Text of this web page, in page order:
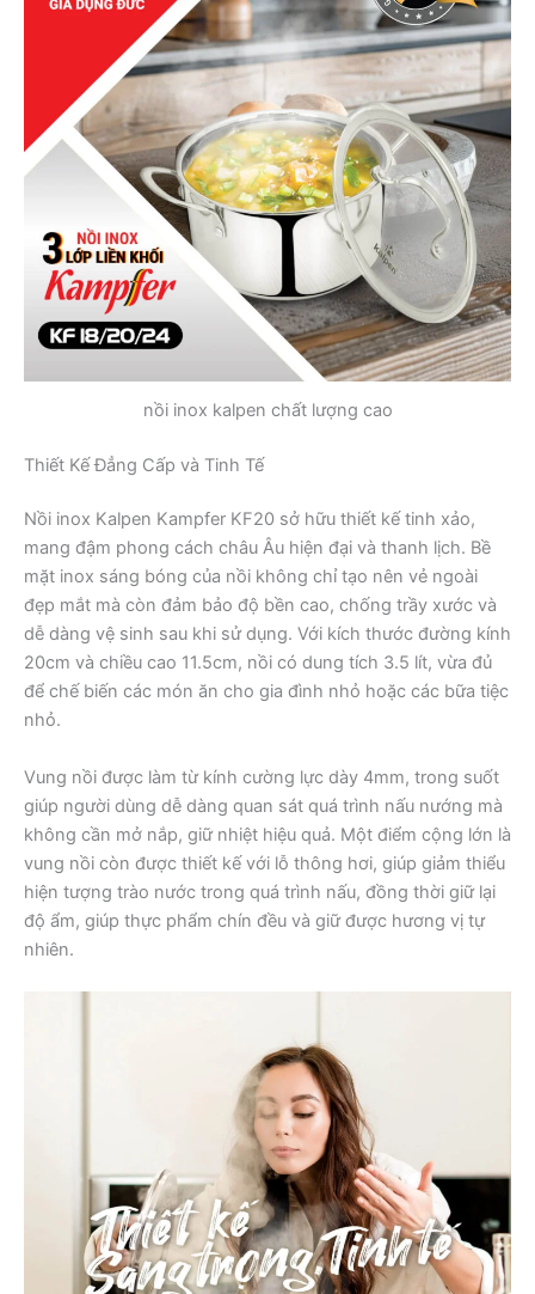
nồi inox kalpen chất lượng cao
Thiết Kế Đẳng Cấp và Tinh Tế
Nồi inox Kalpen Kampfer KF20 sở hữu thiết kế tinh xảo,
mang đậm phong cách châu Âu hiện đại và thanh lịch. Bề
mặt inox sáng bóng của nồi không chỉ tạo nên vẻ ngoài
đẹp mắt mà còn đảm bảo độ bền cao, chống trầy xước và
dễ dàng vệ sinh sau khi sử dụng. Với kích thước đường kính
20cm và chiều cao 11.5cm, nồi có dung tích 3.5 lít, vừa đủ
để chế biến các món ăn cho gia đình nhỏ hoặc các bữa tiệc
nhỏ.
Vung nồi được làm từ kính cường lực dày 4mm, trong suốt
giúp người dùng dễ dàng quan sát quá trình nấu nướng mà
không cần mở nắp, giữ nhiệt hiệu quả. Một điểm cộng lớn là
vung nồi còn được thiết kế với lỗ thông hơi, giúp giảm thiểu
hiện tượng trào nước trong quá trình nấu, đồng thời giữ lại
độ ẩm, giúp thực phẩm chín đều và giữ được hương vị tự
nhiên.